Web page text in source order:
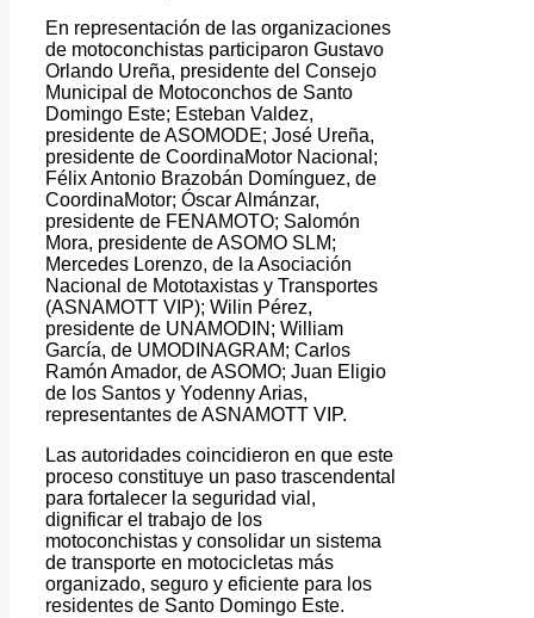
En representación de las organizaciones
de motoconchistas participaron Gustavo
Orlando Ureña, presidente del Consejo
Municipal de Motoconchos de Santo
Domingo Este; Esteban Valdez,
presidente de ASOMODE; José Ureña,
presidente de CoordinaMotor Nacional;
Félix Antonio Brazobán Domínguez, de
CoordinaMotor; Óscar Almánzar,
presidente de FENAMOTO; Salomón
Mora, presidente de ASOMO SLM;
Mercedes Lorenzo, de la Asociación
Nacional de Mototaxistas y Transportes
(ASNAMOTT VIP); Wilin Pérez,
presidente de UNAMODIN; William
García, de UMODINAGRAM; Carlos
Ramón Amador, de ASOMO; Juan Eligio
de los Santos y Yodenny Arias,
representantes de ASNAMOTT VIP.
Las autoridades coincidieron en que este
proceso constituye un paso trascendental
para fortalecer la seguridad vial,
dignificar el trabajo de los
motoconchistas y consolidar un sistema
de transporte en motocicletas más
organizado, seguro y eficiente para los
residentes de Santo Domingo Este.